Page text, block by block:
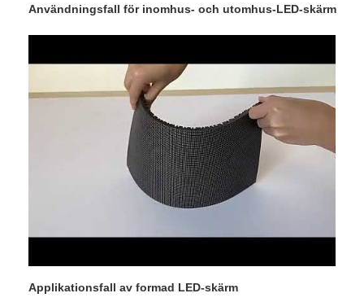
Användningsfall för inomhus- och utomhus-LED-skärm
Applikationsfall av formad LED-skärm